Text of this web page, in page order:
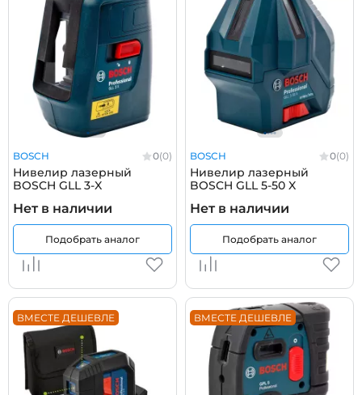
BOSCH 0(0)
Нивелир лазерный
BOSCH GLL 3-X
Нет в наличии
Подобрать аналог
BOSCH 0(0)
Нивелир лазерный
BOSCH GLL 5-50 X
Нет в наличии
Подобрать аналог
ВМЕСТЕ ДЕШЕВЛЕ ВМЕСТЕ ДЕШЕВЛЕ